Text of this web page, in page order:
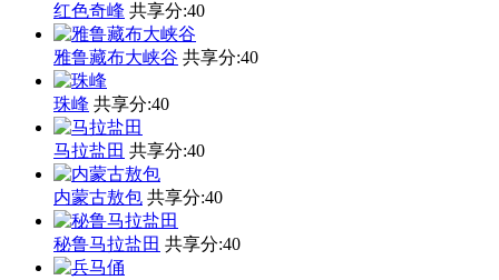
红色奇峰 共享分:40
雅鲁藏布大峡谷 共享分:40
珠峰 共享分:40
马拉盐田 共享分:40
内蒙古敖包 共享分:40
秘鲁马拉盐田 共享分:40